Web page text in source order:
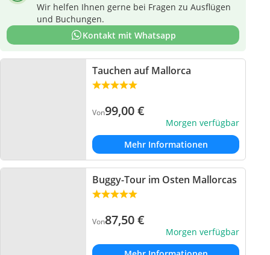
Wir helfen Ihnen gerne bei Fragen zu Ausflügen
und Buchungen.
Kontakt mit Whatsapp
Tauchen auf Mallorca
Von99,00€
Morgen verfügbar
Mehr Informationen
Buggy-Tour im Osten Mallorcas
Von87,50€
Morgen verfügbar